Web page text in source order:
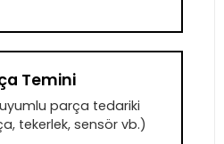
Temini
parça tedariki
tekerlek, sensör vb.)